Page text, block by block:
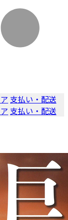
支払い・配送
支払い・配送